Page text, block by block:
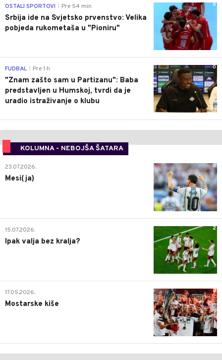
0
OSTALI SPORTOVI Pre 54 min
Srbija ide na Svjetsko prvenstvo: Velika
pobjeda rukometaša u "Pioniru"
0
FUDBAL Pre 1 h
"Znam zašto sam u Partizanu": Baba
predstavljen u Humskoj, tvrdi da je
uradio istraživanje o klubu
KOLUMNA - NEBOJŠA ŠATARA
0
23.07.2026.
Mesi(ja)
2
15.07.2026.
Ipak valja bez kralja?
0
17.05.2026.
Mostarske kiše